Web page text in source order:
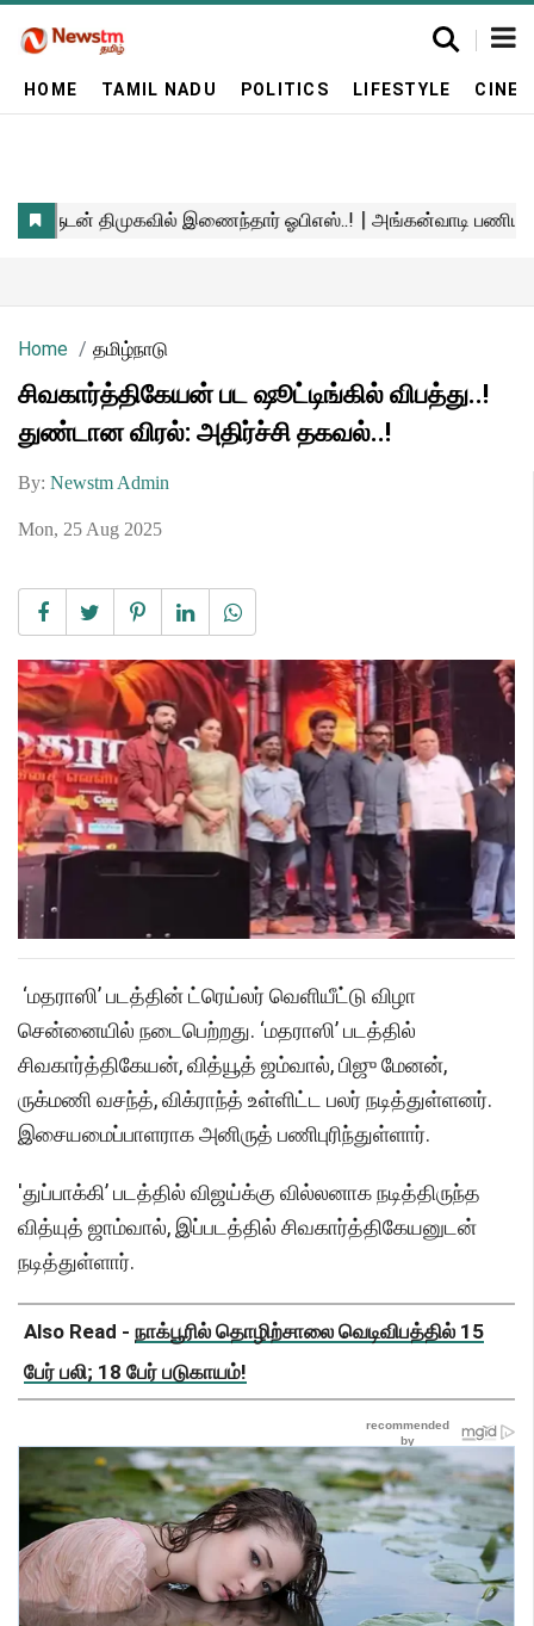
HOME TAMIL NADU POLITICS LIFESTYLE
Home தமிழ்நாடு
சிவகார்த்திகேயன் பட ஷூட்டிங்கில் விபத்து..!
துண்டான விரல்: அதிர்ச்சி தகவல்..!
By: Newstm Admin
Mon, 25 Aug 2025
‘மதராஸி’ படத்தின் ட்ரெய்லர் வெளியீட்டு விழா
சென்னையில் நடைபெற்றது. ‘மதராஸி’ படத்தில்
சிவகார்த்திகேயன், வித்யூத் ஜம்வால், பிஜு மேனன்,
ருக்மணி வசந்த், விக்ராந்த் உள்ளிட்ட பலர் நடித்துள்ளனர்.
இசையமைப்பாளராக அனிருத் பணிபுரிந்துள்ளார்.
'துப்பாக்கி’ படத்தில் விஜய்க்கு வில்லனாக நடித்திருந்த
வித்யுத் ஜாம்வால், இப்படத்தில் சிவகார்த்திகேயனுடன்
நடித்துள்ளார்.
Also Read - நாக்பூரில் தொழிற்சாலை வெடிவிபத்தில் 15
பேர் பலி; 18 பேர் படுகாயம்!